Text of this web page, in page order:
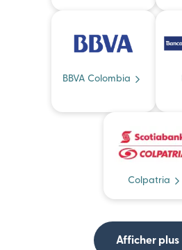
BBVA Colombia
Colpatria
Afficher plus